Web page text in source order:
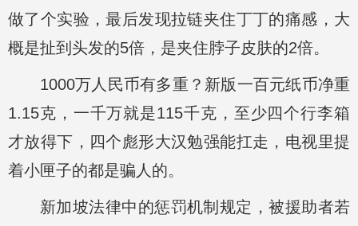
做了个实验，最后发现拉链夹住丁丁的痛感，大
概是扯到头发的5倍，是夹住脖子皮肤的2倍。
1000万人民币有多重？新版一百元纸币净重
1.15克，一千万就是115千克，至少四个行李箱
才放得下，四个彪形大汉勉强能扛走，电视里提
着小匣子的都是骗人的。
新加坡法律中的惩罚机制规定，被援助者若